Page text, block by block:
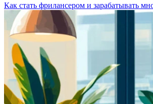
Как стать фрилансером и зарабатывать